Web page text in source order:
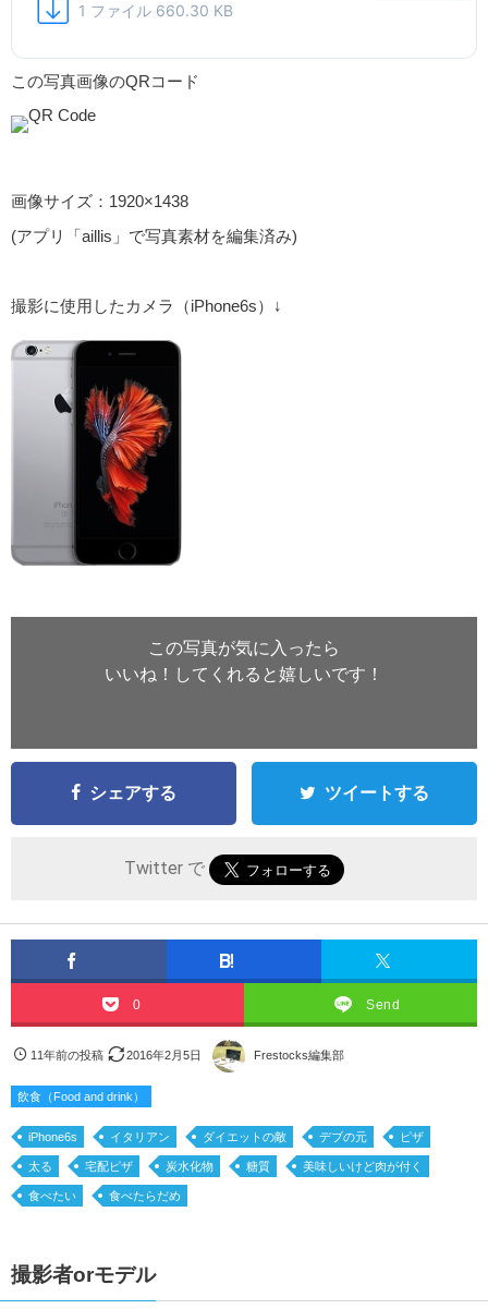
1 ファイル 660.30 KB
この写真画像のQRコード
画像サイズ：1920×1438
(アプリ「aillis」で写真素材を編集済み)
撮影に使用したカメラ（iPhone6s）↓
この写真が気に入ったら
いいね！してくれると嬉しいです！
シェアする ツイートする
Twitter で
0 Send
11年前の投稿 2016年2月5日 Frestocks編集部
飲食（Food and drink）
iPhone6s イタリアン ダイエットの敵 デブの元 ピザ
太る 宅配ピザ 炭水化物 糖質 美味しいけど肉が付く
食べたい 食べたらだめ
撮影者orモデル